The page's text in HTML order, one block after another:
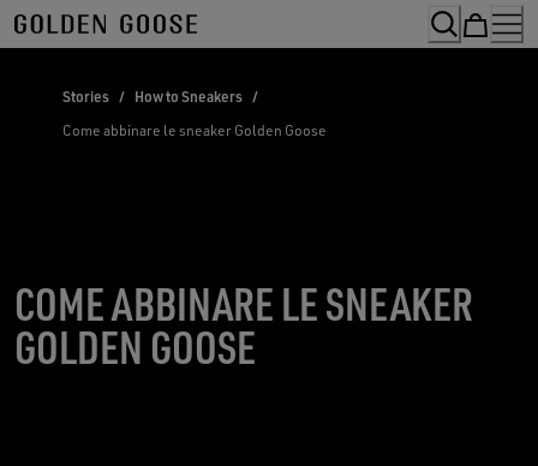
Skip
to
Stories / How to Sneakers /
Come abbinare le sneaker Golden Goose
COME ABBINARE LE SNEAKER
GOLDEN GOOSE